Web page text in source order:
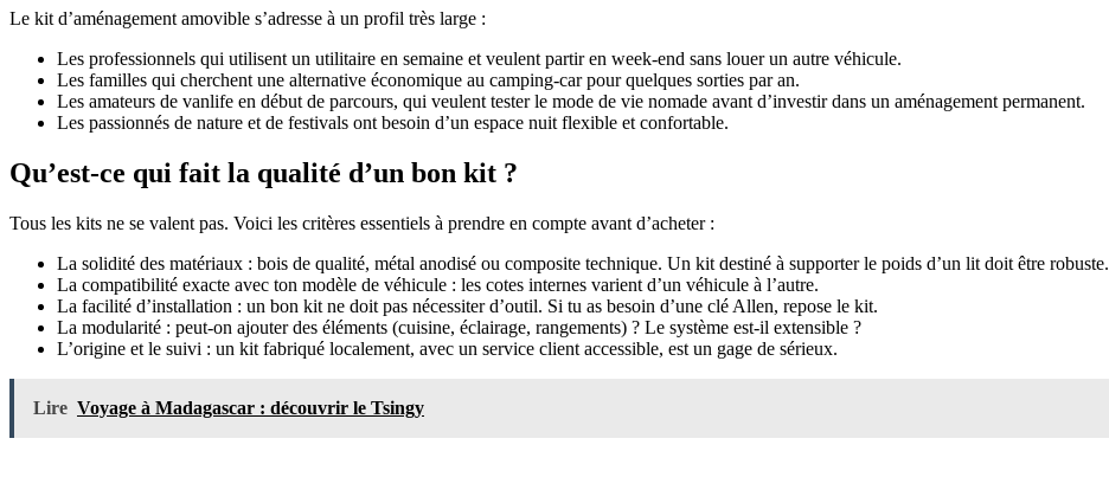
Le kit d’aménagement amovible s’adresse à un profil très large :
Les professionnels qui utilisent un utilitaire en semaine et veulent partir en week-end sans louer un autre véhicule.
Les familles qui cherchent une alternative économique au camping-car pour quelques sorties par an.
Les amateurs de vanlife en début de parcours, qui veulent tester le mode de vie nomade avant d’investir dans un aménagement permanent.
Les passionnés de nature et de festivals ont besoin d’un espace nuit flexible et confortable.
Qu’est-ce qui fait la qualité d’un bon kit ?
Tous les kits ne se valent pas. Voici les critères essentiels à prendre en compte avant d’acheter :
La solidité des matériaux : bois de qualité, métal anodisé ou composite technique. Un kit destiné à supporter le poids d’un lit doit être robuste.
La compatibilité exacte avec ton modèle de véhicule : les cotes internes varient d’un véhicule à l’autre.
La facilité d’installation : un bon kit ne doit pas nécessiter d’outil. Si tu as besoin d’une clé Allen, repose le kit.
La modularité : peut-on ajouter des éléments (cuisine, éclairage, rangements) ? Le système est-il extensible ?
L’origine et le suivi : un kit fabriqué localement, avec un service client accessible, est un gage de sérieux.
Lire Voyage à Madagascar : découvrir le Tsingy